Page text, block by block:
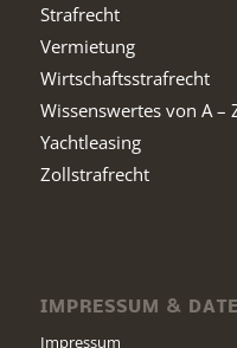
Strafrecht
Vermietung
Wirtschaftsstrafrecht
Wissenswertes von A –
Yachtleasing
Zollstrafrecht
IMPRESSUM &
Impressum